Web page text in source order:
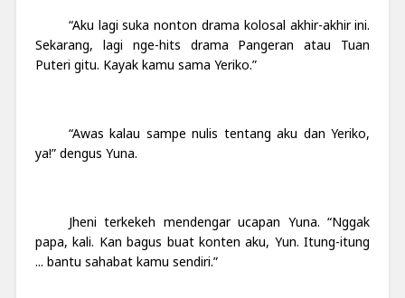
“Aku lagi suka nonton drama kolosal akhir-akhir ini.
Sekarang, lagi nge-hits drama Pangeran atau Tuan
Puteri gitu. Kayak kamu sama Yeriko.”
“Awas kalau sampe nulis tentang aku dan Yeriko,
ya!” dengus Yuna.
Jheni terkekeh mendengar ucapan Yuna. “Nggak
papa, kali. Kan bagus buat konten aku, Yun. Itung-itung
... bantu sahabat kamu sendiri.”